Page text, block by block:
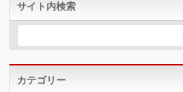
サイト内検索
カテゴリー